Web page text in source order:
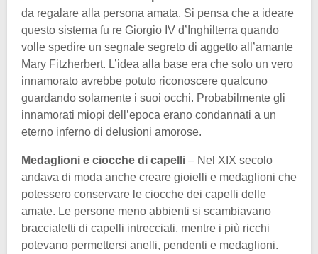
da regalare alla persona amata. Si pensa che a ideare
questo sistema fu re Giorgio IV d’Inghilterra quando
volle spedire un segnale segreto di aggetto all’amante
Mary Fitzherbert. L’idea alla base era che solo un vero
innamorato avrebbe potuto riconoscere qualcuno
guardando solamente i suoi occhi. Probabilmente gli
innamorati miopi dell’epoca erano condannati a un
eterno inferno di delusioni amorose.
Medaglioni e ciocche di capelli – Nel XIX secolo
andava di moda anche creare gioielli e medaglioni che
potessero conservare le ciocche dei capelli delle
amate. Le persone meno abbienti si scambiavano
braccialetti di capelli intrecciati, mentre i più ricchi
potevano permettersi anelli, pendenti e medaglioni.